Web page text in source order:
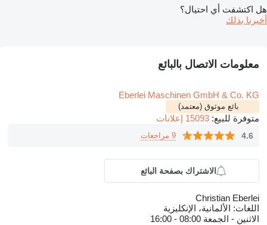
هل اكتشفت أي احتيال؟
أخبرنا بذلك
معلومات الاتصال بالبائع
Eberlei Maschinen GmbH & Co. KG
بائع موثوق (معتمد)
متوفرة للبيع: 15093 إعلانات
4.6 9 مراجعات
الاشتراك بصفحة البائع
Christian Eberlei
اللغات: الألمانية، الإنكليزية
الاثنين - الجمعة 08:00 - 16:00